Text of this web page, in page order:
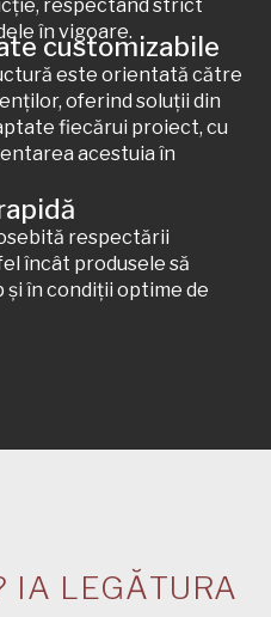
respectând strict
în vigoare.
customizabile
este orientată către
oferind soluții din
fiecărui proiect, cu
acestuia în
respectării
încât produsele să
și în condiții optime de
IA LEGĂTURA